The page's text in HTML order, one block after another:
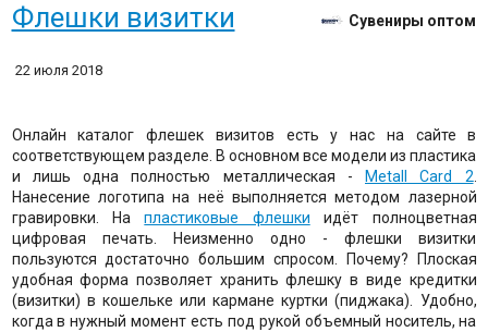
Флешки визитки Сувениры оптом
22 июля 2018
Онлайн каталог флешек визитов есть у нас на сайте в
соответствующем разделе. В основном все модели из пластика
и лишь одна полностью металлическая -
Metall Card 2
Нанесение логотипа на неё выполняется методом лазерной
гравировки. Напластиковые флешки идёт полноцветная
цифровая печать. Неизменно одно - флешки визитки
пользуются достаточно большим спросом. Почему? Плоская
удобная форма позволяет хранить флешку в виде кредитки
(визитки) в кошельке или кармане куртки (пиджака). Удобно,
когда в нужный момент есть под рукой объемный носитель, на